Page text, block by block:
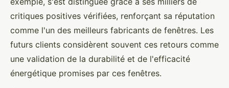
critiques positives vérifiées, renforçant sa réputation
comme l'un des meilleurs fabricants de fenêtres. Les
futurs clients considèrent souvent ces retours comme
une validation de la durabilité et de l'efficacité
énergétique promises par ces fenêtres.